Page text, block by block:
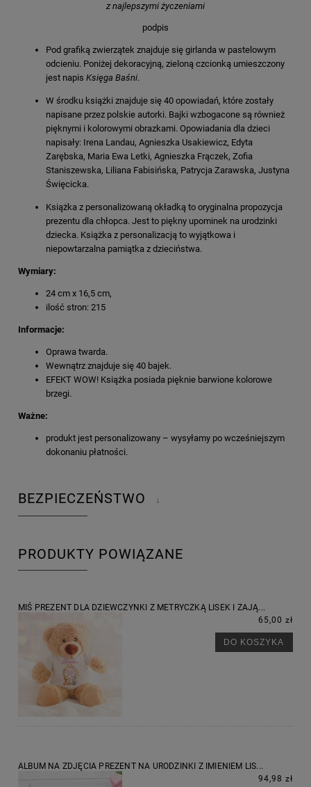
z najlepszymi życzeniami
podpis
Pod grafiką zwierzątek znajduje się girlanda w pastelowym
odcieniu. Poniżej dekoracyjną, zieloną czcionką umieszczony
jest napis Księga Baśni.
W środku książki znajduje się 40 opowiadań, które zostały
napisane przez polskie autorki. Bajki wzbogacone są również
pięknymi i kolorowymi obrazkami. Opowiadania dla dzieci
napisały: Irena Landau, Agnieszka Usakiewicz, Edyta
Zarębska, Maria Ewa Letki, Agnieszka Frączek, Zofia
Staniszewska, Liliana Fabisińska, Patrycja Zarawska, Justyna
Święcicka.
Książka z personalizowaną okładką to oryginalna propozycja
prezentu dla chłopca. Jest to piękny upominek na urodzinki
dziecka. Książka z personalizacją to wyjątkowa i
niepowtarzalna pamiątka z dzieciństwa.
Wymiary:
24 cm x 16,5 cm,
ilość stron: 215
Informacje:
Oprawa twarda.
Wewnątrz znajduje się 40 bajek.
EFEKT WOW! Książka posiada pięknie barwione kolorowe
brzegi.
Ważne:
produkt jest personalizowany – wysyłamy po wcześniejszym
dokonaniu płatności.
BEZPIECZEŃSTWO ↓
PRODUKTY POWIĄZANE
MIŚ PREZENT DLA DZIEWCZYNKI Z METRYCZKĄ LISEK I ZAJĄ...
65,00 zł
DO KOSZYKA
ALBUM NA ZDJĘCIA PREZENT NA URODZINKI Z IMIENIEM LIS...
94,98 zł